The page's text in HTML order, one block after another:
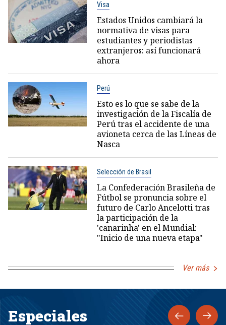
Visa
Estados Unidos cambiará la
normativa de visas para
estudiantes y periodistas
extranjeros: así funcionará
ahora
Perú
Esto es lo que se sabe de la
investigación de la Fiscalía de
Perú tras el accidente de una
avioneta cerca de las Líneas de
Nasca
Selección de Brasil
La Confederación Brasileña de
Fútbol se pronuncia sobre el
futuro de Carlo Ancelotti tras
la participación de la
'canarinha' en el Mundial:
"Inicio de una nueva etapa"
Ver más
Especiales